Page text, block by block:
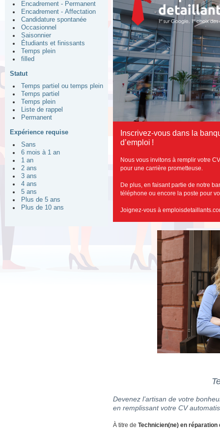
Encadrement - Permanent
Encadrement - Affectation
Candidature spontanée
Occasionnel
Saisonnier
Étudiants et finissants
Temps plein
filled
Statut
Temps partiel ou temps plein
Temps partiel
Temps plein
Liste de rappel
Permanent
Expérience requise
Sans
6 mois à 1 an
1 an
2 ans
3 ans
4 ans
5 ans
Plus de 5 ans
Plus de 10 ans
Inscrivez-vous dans la
d’emploi !
Nous vous invitons à remplir votre
pour une carrière prometteuse.
De plus, en faisant partie de notre
téléphone ou encore la poste pour
Joignez-vous à
Devenez l’artisan de votre
en remplissant votre CV
À titre de Technicien(ne) en réparation